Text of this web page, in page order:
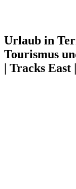
Urlaub in
Tourismus
| Tracks East